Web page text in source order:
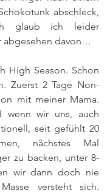
abschleck,
glaub ich leider
abgesehen davon…
High Season. Schon
Zuerst 2 Tage Non-
mit meiner Mama.
wenn wir uns, auch
seit gefühlt 20
nächstes Mal
zu backen, unter 8-
wir dann doch nie
versteht sich.